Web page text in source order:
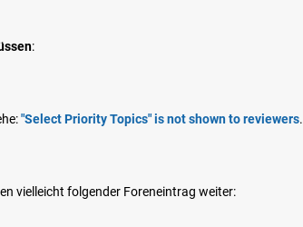
:
"Select Priority Topics" is not shown to reviewers.
vielleicht folgender Foreneintrag weiter: